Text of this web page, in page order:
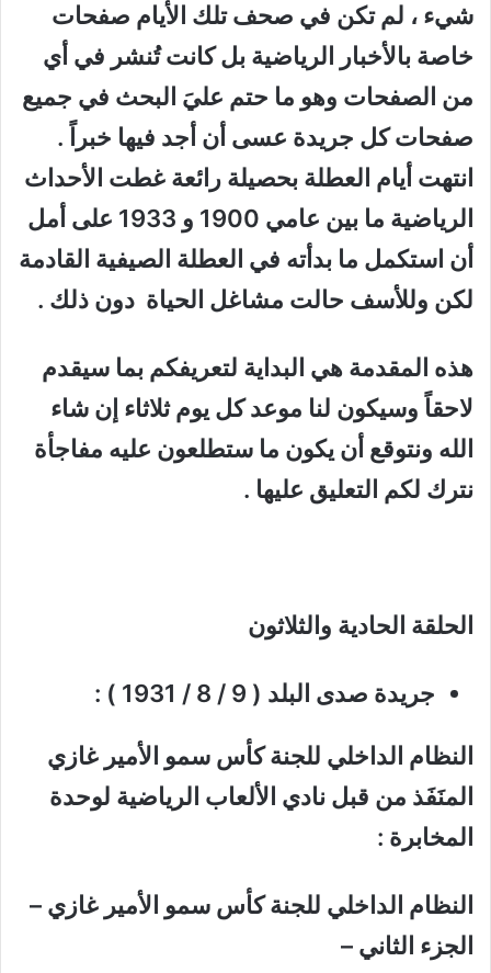
شيء ، لم تكن في صحف تلك الأيام صفحات
خاصة بالأخبار الرياضية بل كانت تُنشر في أي
من الصفحات وهو ما حتم عليَ البحث في جميع
صفحات كل جريدة عسى أن أجد فيها خبراً .
انتهت أيام العطلة بحصيلة رائعة غطت الأحداث
الرياضية ما بين عامي 1900 و 1933 على أمل
أن استكمل ما بدأته في العطلة الصيفية القادمة
لكن وللأسف حالت مشاغل الحياة دون ذلك .
هذه المقدمة هي البداية لتعريفكم بما سيقدم
لاحقاً وسيكون لنا موعد كل يوم ثلاثاء إن شاء
الله ونتوقع أن يكون ما ستطلعون عليه مفاجأة
نترك لكم التعليق عليها .
الحلقة الحادية والثلاثون
جريدة صدى البلد ( 9 / 8 / 1931 ) :
النظام الداخلي للجنة كأس سمو الأمير غازي
المنَفَذ من قبل نادي الألعاب الرياضية لوحدة
المخابرة :
النظام الداخلي للجنة كأس سمو الأمير غازي –
الجزء الثاني –